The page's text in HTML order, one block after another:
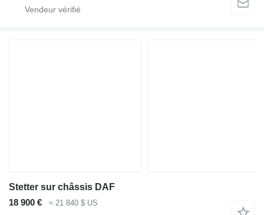
Stetter sur châssis DAF
18 900 €
≈ 21 840 $ US